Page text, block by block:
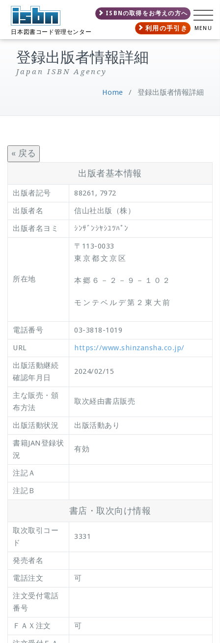
日本図書コード管理センター MENU
ISBNの取得をお考えの方へ
利用の手引き
登録出版者情報詳細
Japan ISBN Agency
Home / 登録出版者情報詳細
« 戻る
出版者基本情報
出版者記号
88261, 7972
出版者名
信山社出版（株）
出版者名ヨミ
ｼﾝｻﾞﾝｼﾔｼﾕﾂﾊﾟﾝ
所在地
〒113-0033
東京都文京区
本郷６－２－９－１０２
モンテベルデ第２東大前
電話番号
03-3818-1019
URL
https://www.shinzansha.co.jp/
出版活動継続
確認年月日
2024/02/15
主な販売・頒
布方法
取次経由書店販売
出版活動状況
出版活動あり
書籍JAN登録状
況
有効
注記Ａ
注記Ｂ
書店・取次向け情報
取次取引コー
ド
3331
発売者名
電話注文
可
注文受付電話
番号
ＦＡＸ注文
可